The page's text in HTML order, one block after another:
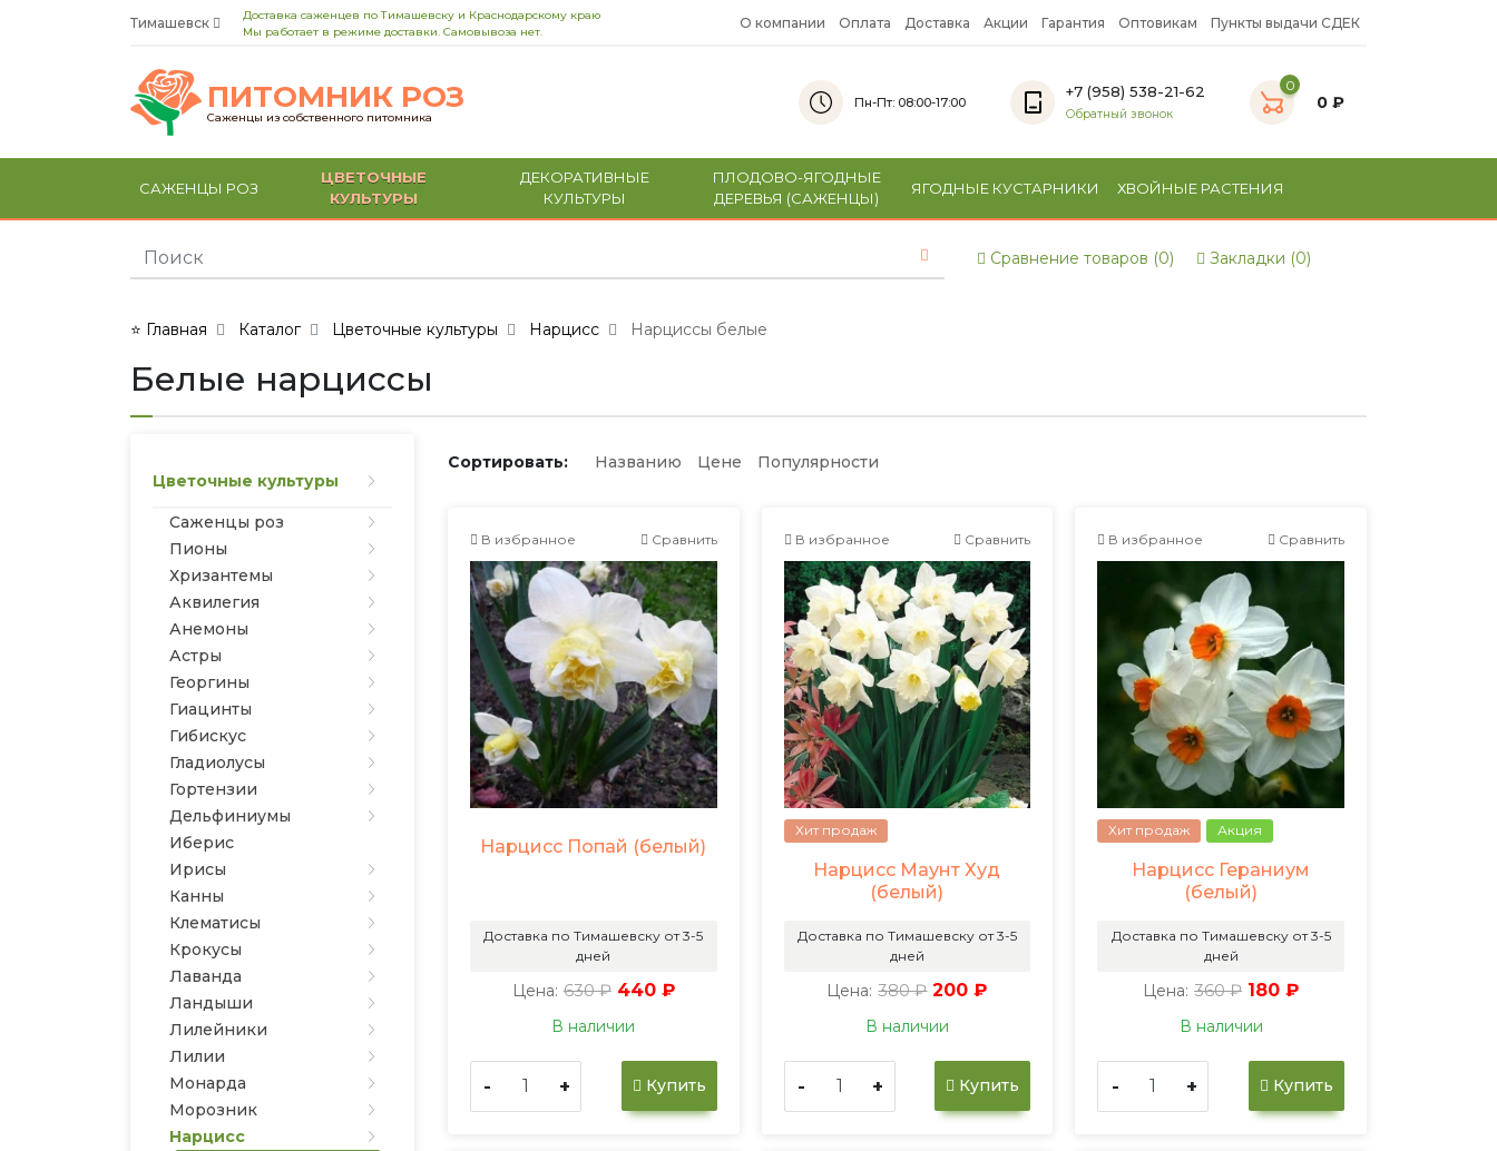
Тимашевск
Доставка саженцев по Тимашевску и Краснодарскому краю
Мы работает в режиме доставки. Самовывоза нет.
О компании Оплата Доставка Акции Гарантия Оптовикам Пункты выдачи СДЕК
ПИТОМНИК РОЗ
Саженцы из собственного питомника
Пн-Пт: 08:00-17:00
+7 (958) 538-21-62
Обратный звонок
0
0 ₽
САЖЕНЦЫ РОЗ
ЦВЕТОЧНЫЕ
КУЛЬТУРЫ
ДЕКОРАТИВНЫЕ
КУЛЬТУРЫ
ПЛОДОВО-ЯГОДНЫЕ
ДЕРЕВЬЯ (САЖЕНЦЫ)
ЯГОДНЫЕ КУСТАРНИКИ ХВОЙНЫЕ РАСТЕНИЯ
Сравнение товаров (0) Закладки (0)
⭐ Главная Каталог Цветочные культуры Нарцисс Нарциссы белые
Белые нарциссы
Цветочные культуры
Саженцы роз
Пионы
Хризантемы
Аквилегия
Анемоны
Астры
Георгины
Гиацинты
Гибискус
Гладиолусы
Гортензии
Дельфиниумы
Иберис
Ирисы
Канны
Клематисы
Крокусы
Лаванда
Ландыши
Лилейники
Лилии
Монарда
Морозник
Нарцисс
Сортировать: Названию Цене Популярности
В избранное Сравнить
Нарцисс Попай (белый)
Доставка по Тимашевску от 3-5
дней
Цена: 630 ₽ 440 ₽
В наличии
- + Купить
В избранное Сравнить
Хит продаж
Нарцисс Маунт Худ
(белый)
Доставка по Тимашевску от 3-5
дней
Цена: 380 ₽ 200 ₽
В наличии
- + Купить
В избранное Сравнить
Хит продаж Акция
Нарцисс Гераниум
(белый)
Доставка по Тимашевску от 3-5
дней
Цена: 360 ₽ 180 ₽
В наличии
- + Купить